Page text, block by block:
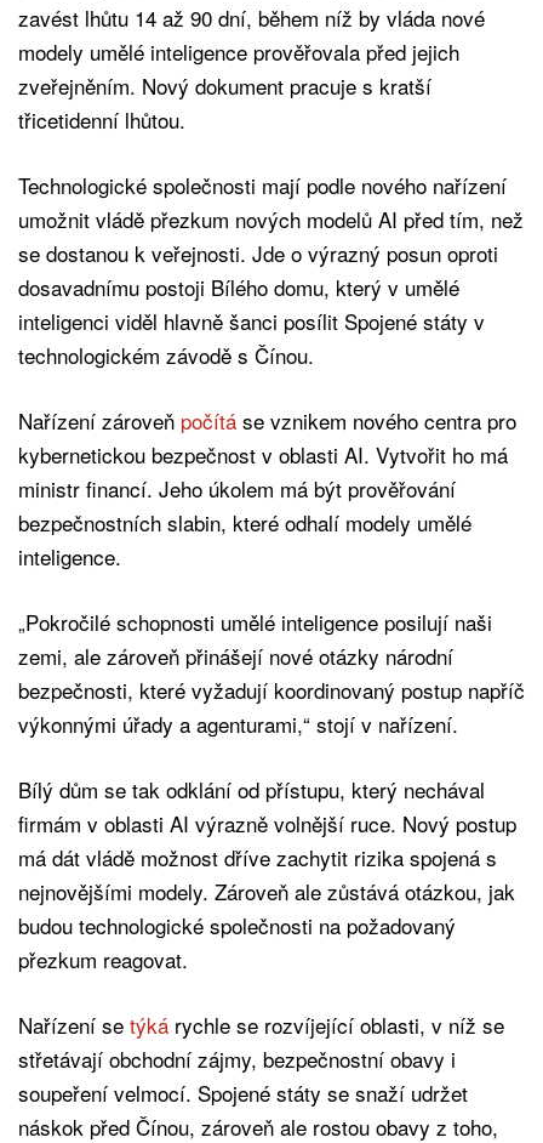
zavést lhůtu 14 až 90 dní, během níž by vláda nové
modely umělé inteligence prověřovala před jejich
zveřejněním. Nový dokument pracuje s kratší
třicetidenní lhůtou.
Technologické společnosti mají podle nového nařízení
umožnit vládě přezkum nových modelů AI před tím, než
se dostanou k veřejnosti. Jde o výrazný posun oproti
dosavadnímu postoji Bílého domu, který v umělé
inteligenci viděl hlavně šanci posílit Spojené státy v
technologickém závodě s Čínou.
Nařízení zároveň počítá se vznikem nového centra pro
kybernetickou bezpečnost v oblasti AI. Vytvořit ho má
ministr financí. Jeho úkolem má být prověřování
bezpečnostních slabin, které odhalí modely umělé
inteligence.
„Pokročilé schopnosti umělé inteligence posilují naši
zemi, ale zároveň přinášejí nové otázky národní
bezpečnosti, které vyžadují koordinovaný postup napříč
výkonnými úřady a agenturami,“ stojí v nařízení.
Bílý dům se tak odklání od přístupu, který nechával
firmám v oblasti AI výrazně volnější ruce. Nový postup
má dát vládě možnost dříve zachytit rizika spojená s
nejnovějšími modely. Zároveň ale zůstává otázkou, jak
budou technologické společnosti na požadovaný
přezkum reagovat.
Nařízení se týká rychle se rozvíjející oblasti, v níž se
střetávají obchodní zájmy, bezpečnostní obavy i
soupeření velmocí. Spojené státy se snaží udržet
náskok před Čínou, zároveň ale rostou obavy z toho,